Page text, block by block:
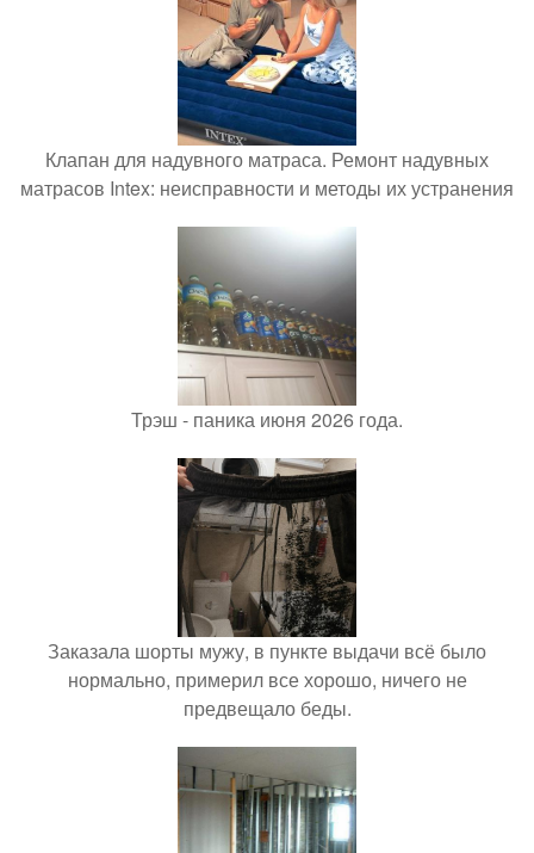
Клапан для надувного матраса. Ремонт надувных
матрасов Intex: неисправности и методы их устранения
Трэш - паника июня 2026 года.
Заказала шорты мужу, в пункте выдачи всё было
нормально, примерил все хорошо, ничего не
предвещало беды.